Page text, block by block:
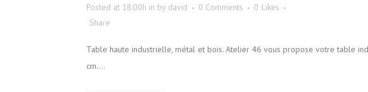
Posted at 18:00h in by david 0 Comments 0 Likes
Share
Table haute industrielle, métal et bois. Atelier 46 vous propose votre table
cm....